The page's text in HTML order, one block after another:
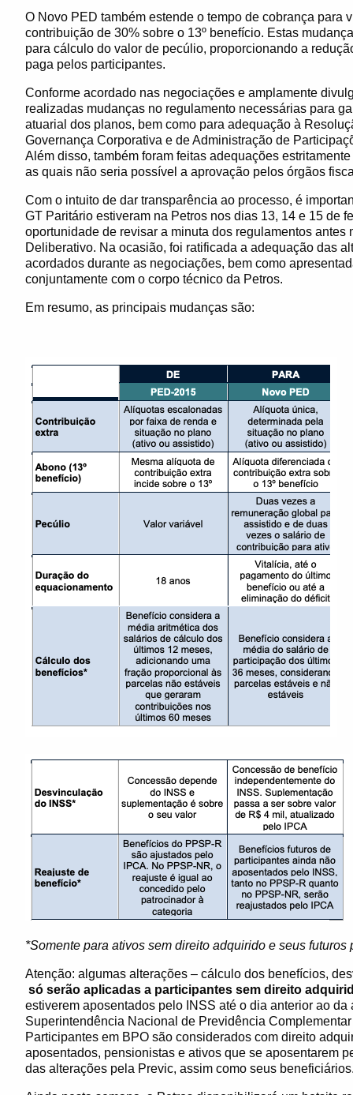
O Novo PED também estende o tempo de cobrança para
contribuição de 30% sobre o 13º benefício. Estas
para cálculo do valor de pecúlio, proporcionando a
paga pelos participantes.
Conforme acordado nas negociações e amplamente
realizadas mudanças no regulamento necessárias para
atuarial dos planos, bem como para adequação à
Governança Corporativa e de Administração de
Além disso, também foram feitas adequações
as quais não seria possível a aprovação pelos órgãos
Com o intuito de dar transparência ao processo, é
GT Paritário estiveram na Petros nos dias 13, 14 e 15 de
oportunidade de revisar a minuta dos regulamentos
Deliberativo. Na ocasião, foi ratificada a adequação das
acordados durante as negociações, bem como
conjuntamente com o corpo técnico da Petros.
Em resumo, as principais mudanças são:
*Somente para ativos sem direito adquirido e seus futuros
Atenção: algumas alterações – cálculo dos benefícios,
só serão aplicadas a participantes sem direito
estiverem aposentados pelo INSS até o dia anterior ao
Superintendência Nacional de Previdência
Participantes em BPO são considerados com direito
aposentados, pensionistas e ativos que se aposentarem
das alterações pela Previc, assim como seus